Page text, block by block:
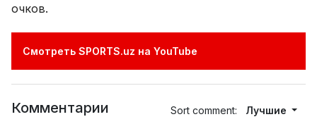
очков.
Смотреть SPORTS.uz на YouTube
Комментарии Sort comment: Лучшие